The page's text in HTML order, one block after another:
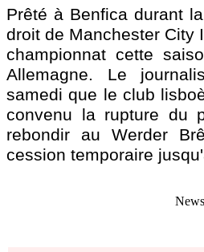
Prêté à Benfica durant
droit de Manchester City
championnat cette
Allemagne. Le
samedi que le club
convenu la rupture du
rebondir au Werder
cession temporaire